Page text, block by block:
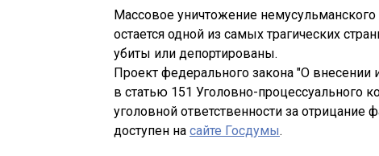
Массовое уничтожение
остается одной из самых трагических
убиты или депортированы.
Проект федерального закона "О
в статью 151 Уголовно-процессуального
уголовной ответственности за
доступен на сайте Госдумы.